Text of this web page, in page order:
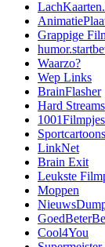
Grappige
Waarzo?
Wep Links
BrainFlasher
Hard Streams
1001Filmpjes
LinkNet
Brain Exit
Leukste
Moppen
Cool4You